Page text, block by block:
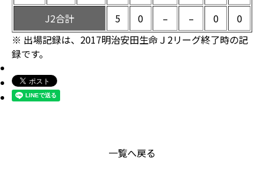
J2合計 5 0 – – 0
0
※ 出場記録は、2017明治安田生命Ｊ2リーグ終了時の記
録です。
一覧へ戻る